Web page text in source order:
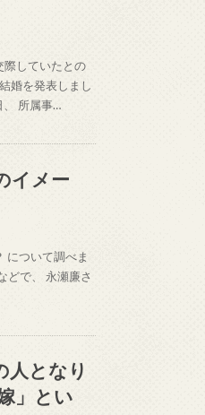
際していたとの
婚を発表しまし
、 所属事…
イメー
について調べま
どで、 永瀬廉さ
人となり
」とい